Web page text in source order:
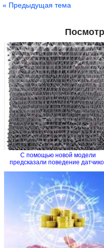
« Предыдущая тема
С помощью новой модели
предсказали поведение